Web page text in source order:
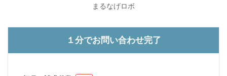
まるなげロボ
１分でお問い合わせ完了